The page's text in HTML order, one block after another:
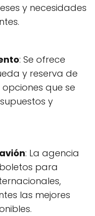
y necesidades
: Se ofrece
y reserva de
que se
y
: La agencia
para
las mejores